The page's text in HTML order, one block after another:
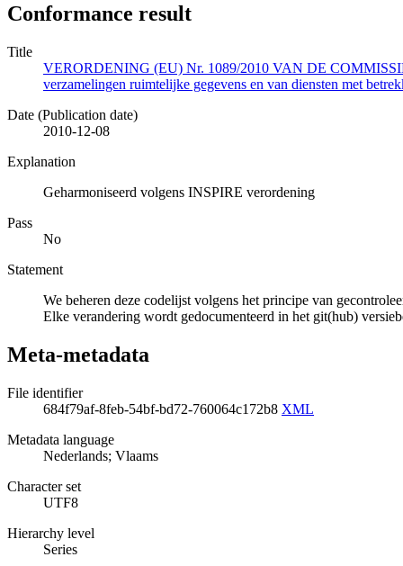
Conformance result
Title
VERORDENING (EU) Nr. 1089/2010 VAN DE COMMISSIE
verzamelingen ruimtelijke gegevens en van diensten met
Date (Publication date)
2010-12-08
Explanation
Geharmoniseerd volgens INSPIRE verordening
Pass
No
Statement
We beheren deze codelijst volgens het principe van
Elke verandering wordt gedocumenteerd in het git(hub)
Meta-metadata
File identifier
684f79af-8feb-54bf-bd72-760064c172b8 XML
Metadata language
Nederlands; Vlaams
Character set
UTF8
Hierarchy level
Series